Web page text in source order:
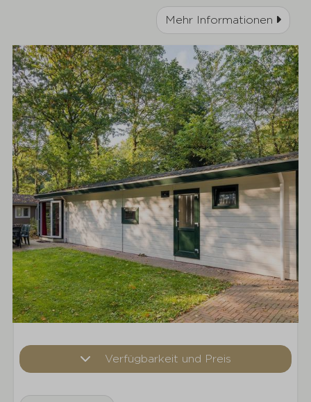
Mehr Informationen
Verfügbarkeit und Preis